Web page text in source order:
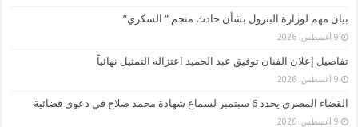
بيان مهم لوزارة البترول بشأن حادث منجم ” السكري”
9 أغسطس، 2026
تفاصيل إعلان الفنان توفيق عبد الحميد اعتزاله التمثيل نهائياً
9 أغسطس، 2026
القضاء المصري يحدد 6 سبتمبر لسماع شهادة محمد صلاح في دعوى قضائية
9 أغسطس، 2026